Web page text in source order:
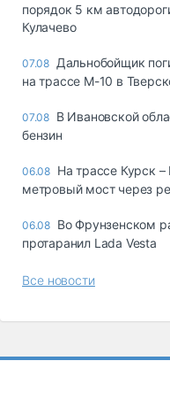
порядок 5 км
Кулачево
07.08 Дальнобойщик
на трассе М-10 в
07.08 В Ивановской
бензин
06.08 На трассе Курск
метровый мост через
06.08 Во Фрунзенском
протаранил Lada Vesta
Все новости